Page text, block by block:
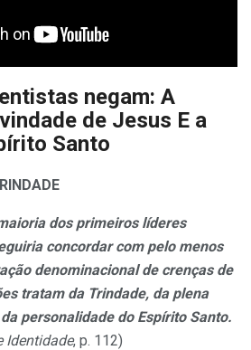
negam: A
de Jesus E a
Santo
dos primeiros líderes
concordar com pelo menos
denominacional de crenças de
tratam da Trindade, da plena
personalidade do Espírito Santo.
Identidade, p. 112)